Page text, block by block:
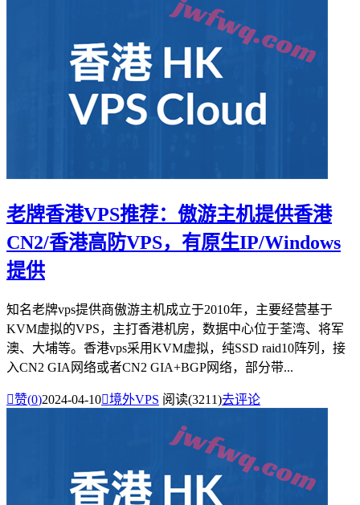
老牌香港VPS推荐：傲游主机提供香港
CN2/香港高防VPS，有原生IP/Windows
提供
知名老牌vps提供商傲游主机成立于2010年，主要经营基于
KVM虚拟的VPS，主打香港机房，数据中心位于荃湾、将军
澳、大埔等。香港vps采用KVM虚拟，纯SSD raid10阵列，接
入CN2 GIA网络或者CN2 GIA+BGP网络，部分带...
赞(0)2024-04-10境外VPS 阅读(3211)去评论